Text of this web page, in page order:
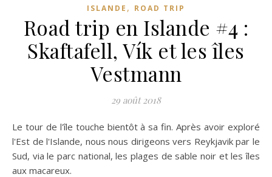
ISLANDE , ROAD TRIP
Road trip en Islande #4 :
Skaftafell, Vík et les îles
Vestmann
29 août 2018
Le tour de l'île touche bientôt à sa fin. Après avoir exploré
l'Est de l'Islande, nous nous dirigeons vers Reykjavik par le
Sud, via le parc national, les plages de sable noir et les îles
aux macareux.